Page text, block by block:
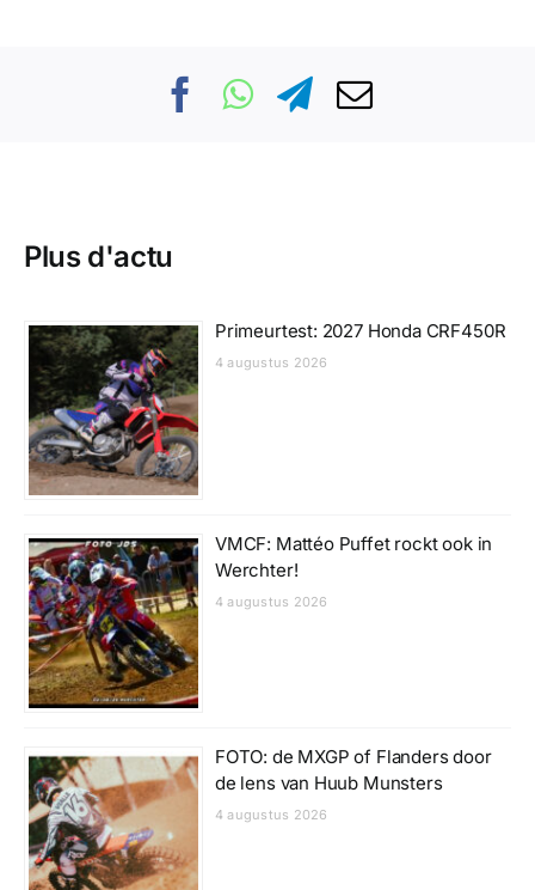
Plus d'actu
Primeurtest: 2027 Honda CRF450R
4 augustus 2026
VMCF: Mattéo Puffet rockt ook in
Werchter!
4 augustus 2026
FOTO: de MXGP of Flanders door
de lens van Huub Munsters
4 augustus 2026